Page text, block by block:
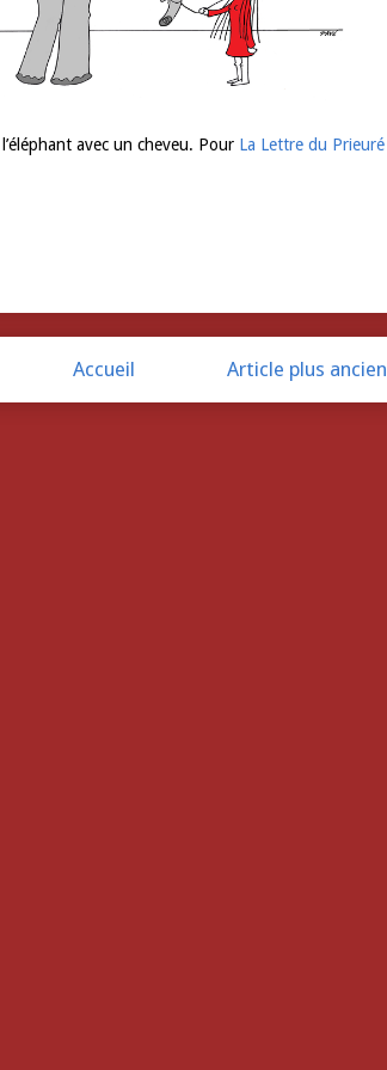
avec un cheveu. Pour La Lettre du Prieuré
Article plus ancien
Accueil